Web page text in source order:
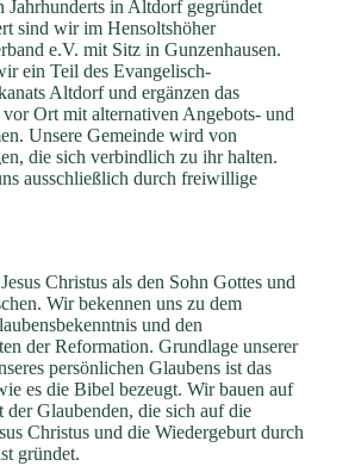
Jahrhunderts in Altdorf gegründet
sind wir im Hensoltshöher
e.V. mit Sitz in Gunzenhausen.
ein Teil des Evangelisch-
Altdorf und ergänzen das
Ort mit alternativen Angebots- und
Unsere Gemeinde wird von
die sich verbindlich zu ihr halten.
ausschließlich durch freiwillige
Christus als den Sohn Gottes und
Wir bekennen uns zu dem
und den
der Reformation. Grundlage unserer
persönlichen Glaubens ist das
es die Bibel bezeugt. Wir bauen auf
der Glaubenden, die sich auf die
Christus und die Wiedergeburt durch
gründet.